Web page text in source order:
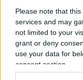
Please note that
services and may
not limited to your
grant or deny
use your data for
consent section.
un leghista – ma
in un prossimo
settimana, a
Come